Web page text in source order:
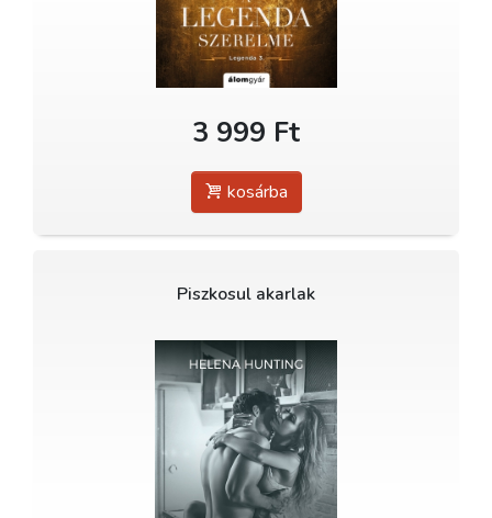
3 999 Ft
kosárba
Piszkosul akarlak